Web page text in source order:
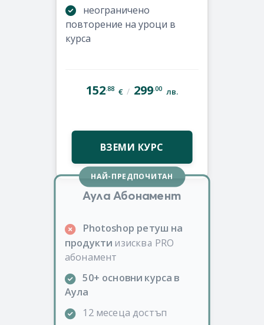
неограничено
повторение на уроци в
курса
152 .88 € / 299 .00 лв.
ВЗЕМИ КУРС
НАЙ-ПРЕДПОЧИТАН
Аула Абонамент
Photoshop ретуш на
продукти изисква PRO
абонамент
50+ основни курса в
Аула
12 месеца достъп